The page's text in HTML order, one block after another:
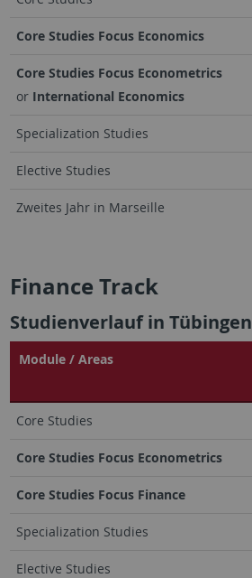
Core Studies Focus Economics
Core Studies Focus Econometrics
or International Economics
Specialization Studies
Elective Studies
Zweites Jahr in Marseille
Finance Track
Studienverlauf in Tübingen
Module / Areas
Core Studies
Core Studies Focus Econometrics
Core Studies Focus Finance
Specialization Studies
Elective Studies